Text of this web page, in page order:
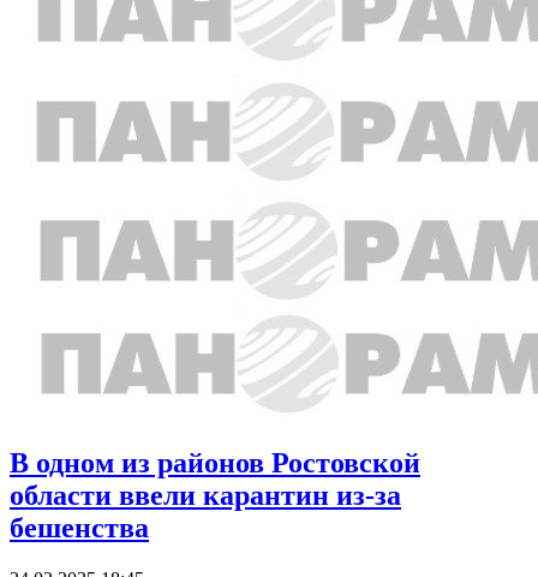
В одном из районов Ростовской
области ввели карантин из-за
бешенства